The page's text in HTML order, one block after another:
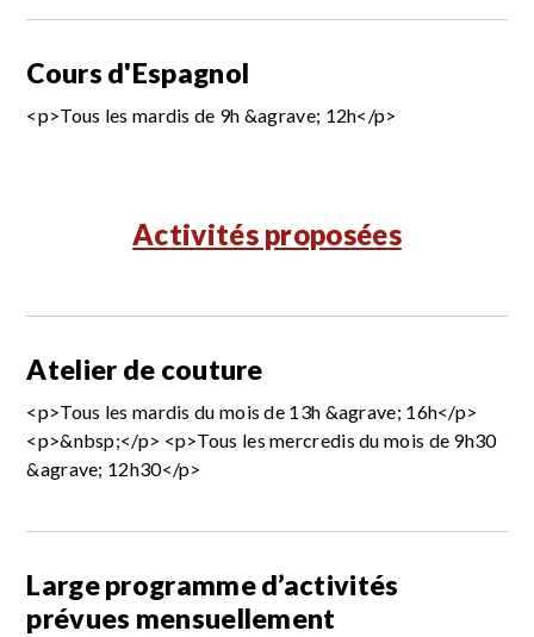
Cours d'Espagnol
<p>Tous les mardis de 9h &agrave; 12h</p>
Activités proposées
Atelier de couture
<p>Tous les mardis du mois de 13h &agrave; 16h</p>
<p>&nbsp;</p> <p>Tous les mercredis du mois de 9h30
&agrave; 12h30</p>
Large programme d’activités
prévues mensuellement